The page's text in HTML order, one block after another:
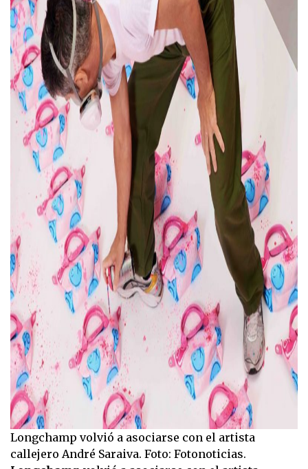
Longchamp volvió a asociarse con el artista
callejero André Saraiva. Foto: Fotonoticias.